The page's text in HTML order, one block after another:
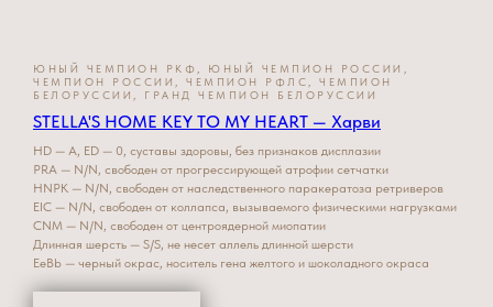
ЮНЫЙ ЧЕМПИОН РКФ, ЮНЫЙ ЧЕМПИОН РОССИИ,
ЧЕМПИОН РОССИИ, ЧЕМПИОН РФЛС, ЧЕМПИОН
БЕЛОРУССИИ, ГРАНД ЧЕМПИОН БЕЛОРУССИИ
STELLA'S HOME KEY TO MY HEART — Харви
HD — A, ED — 0, суставы здоровы, без признаков дисплазии
PRA — N/N, свободен от прогрессирующей атрофии сетчатки
HNPK — N/N, свободен от наследственного паракератоза ретриверов
EIC — N/N, свободен от коллапса, вызываемого физическими нагрузками
CNM — N/N, свободен от центроядерной миопатии
Длинная шерсть — S/S, не несет аллель длинной шерсти
EeBb — черный окрас, носитель гена желтого и шоколадного окраса